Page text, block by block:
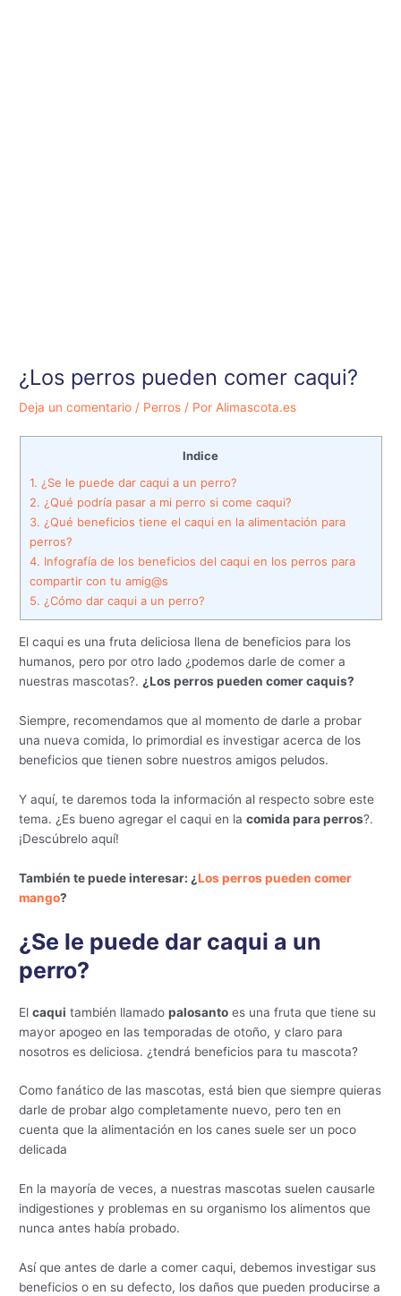
¿Los perros pueden comer caqui?
Deja un comentario / Perros / PorAlimascota.es
Indice
1. ¿Se le puede dar caqui a un perro?
2. ¿Qué podría pasar a mi perro si come caqui?
3. ¿Qué beneficios tiene el caqui en la alimentación para
perros?
4. Infografía de los beneficios del caqui en los perros para
compartir con tu amig@s
5. ¿Cómo dar caqui a un perro?
El caqui es una fruta deliciosa llena de beneficios para los
humanos, pero por otro lado ¿podemos darle de comer a
nuestras mascotas?. ¿Los perros pueden comer caquis?
Siempre, recomendamos que al momento de darle a probar
una nueva comida, lo primordial es investigar acerca de los
beneficios que tienen sobre nuestros amigos peludos.
Y aquí, te daremos toda la información al respecto sobre este
tema. ¿Es bueno agregar el caqui en lacomida para perros?.
¡Descúbrelo aquí!
También te puede interesar: ¿Los perros pueden comer
mango?
¿Se le puede dar caqui a un
perro?
Elcaqui también llamadopalosanto es una fruta que tiene su
mayor apogeo en las temporadas de otoño, y claro para
nosotros es deliciosa. ¿tendrá beneficios para tu mascota?
Como fanático de las mascotas, está bien que siempre quieras
darle de probar algo completamente nuevo, pero ten en
cuenta que la alimentación en los canes suele ser un poco
delicada
En la mayoría de veces, a nuestras mascotas suelen causarle
indigestiones y problemas en su organismo los alimentos que
nunca antes había probado.
Así que antes de darle a comer caqui, debemos investigar sus
beneficios o en su defecto, los daños que pueden producirse a